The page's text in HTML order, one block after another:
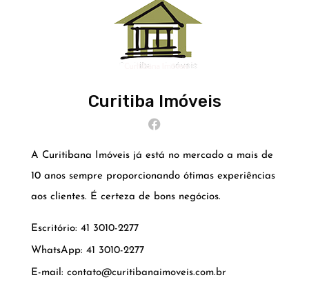
Curitiba Imóveis
A Curitibana Imóveis já está no mercado a mais de
10 anos sempre proporcionando ótimas experiências
aos clientes. É certeza de bons negócios.
Escritório: 41 3010-2277
WhatsApp: 41 3010-2277
E-mail: contato@curitibanaimoveis.com.br